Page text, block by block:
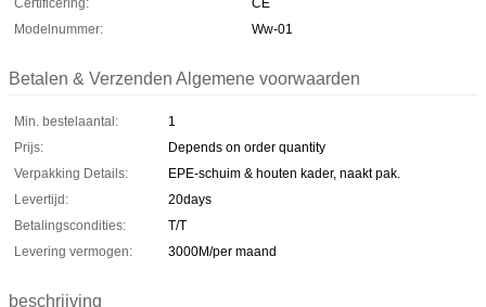
Certificering:
CE
Modelnummer:
Ww-01
Betalen & Verzenden Algemene voorwaarden
Min. bestelaantal:
1
Prijs:
Depends on order quantity
Verpakking Details:
EPE-schuim & houten kader, naakt pak.
Levertijd:
20days
Betalingscondities:
T/T
Levering vermogen:
3000M/per maand
beschrijving